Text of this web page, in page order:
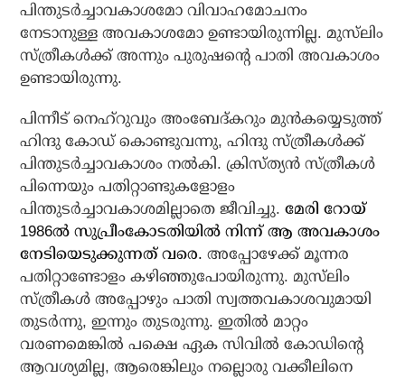
പിന്തുടര്‍ച്ചാവകാശമോ വിവാഹമോചനം
നേടാനുള്ള അവകാശമോ ഉണ്ടായിരുന്നില്ല. മുസ്‌ലിം
സ്ത്രീകള്‍ക്ക് അന്നും പുരുഷന്റെ പാതി അവകാശം
ഉണ്ടായിരുന്നു.
പിന്നീട് നെഹ്‌റുവും അംബേദ്കറും മുന്‍കയ്യെടുത്ത്
ഹിന്ദു കോഡ് കൊണ്ടുവന്നു, ഹിന്ദു സ്ത്രീകള്‍ക്ക്
പിന്തുടര്‍ച്ചാവകാശം നല്‍കി. ക്രിസ്ത്യന്‍ സ്ത്രീകള്‍
പിന്നെയും പതിറ്റാണ്ടുകളോളം
പിന്തുടര്‍ച്ചാവകാശമില്ലാതെ ജീവിച്ചു.മേരി റോയ്
1986ല്‍ സുപ്രീംകോടതിയില്‍ നിന്ന് ആ അവകാശം
നേടിയെടുക്കുന്നത് വരെ. അപ്പോഴേക്ക് മൂന്നര
പതിറ്റാണ്ടോളം കഴിഞ്ഞുപോയിരുന്നു. മുസ്‌ലിം
സ്ത്രീകള്‍ അപ്പോഴും പാതി സ്വത്തവകാശവുമായി
തുടര്‍ന്നു, ഇന്നും തുടരുന്നു. ഇതില്‍ മാറ്റം
വരണമെങ്കില്‍ പക്ഷെ ഏക സിവില്‍ കോഡിന്റെ
ആവശ്യമില്ല, ആരെങ്കിലും നല്ലൊരു വക്കീലിനെ